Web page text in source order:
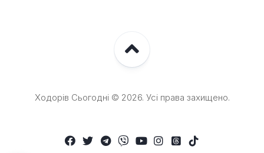
Ходорів Сьогодні © 2026. Усі права захищено.